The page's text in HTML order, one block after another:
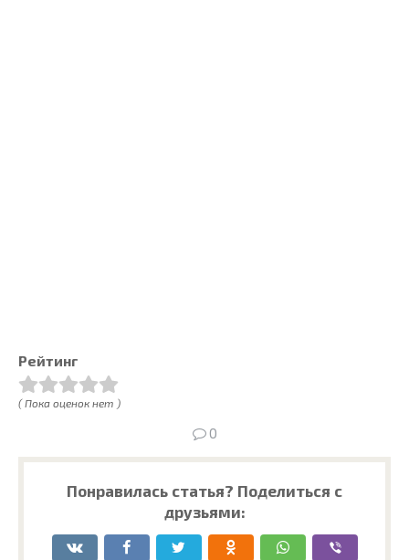
Рейтинг
( Пока оценок нет )
0
Понравилась статья? Поделиться с
друзьями: